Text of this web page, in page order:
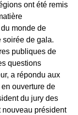
ont été remis
monde de
soirée de gala.
publiques de
questions
a répondu aux
ouverture de
du jury des
nouveau président